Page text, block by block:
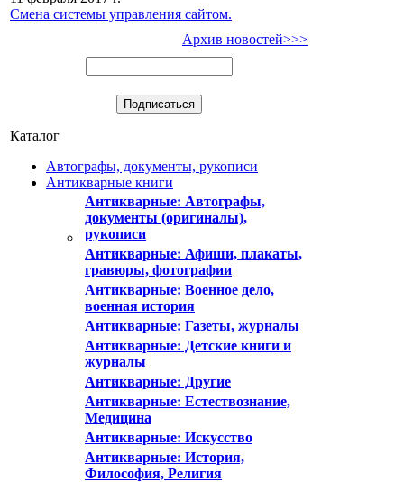
Смена системы управления сайтом.
Архив новостей>>>
Каталог
Автографы, документы, рукописи
Антикварные книги
Антикварные: Автографы,
документы (оригиналы),
рукописи
Антикварные: Афиши, плакаты,
гравюры, фотографии
Антикварные: Военное дело,
военная история
Антикварные: Газеты, журналы
Антикварные: Детские книги и
журналы
Антикварные: Другие
Антикварные: Естествознание,
Медицина
Антикварные: Искусство
Антикварные: История,
Философия, Религия